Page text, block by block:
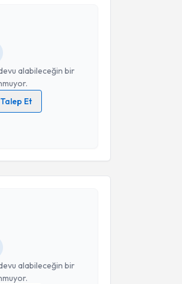
alabileceğin bir
Et
Aydınlatma Metni
Gönder
alabileceğin bir